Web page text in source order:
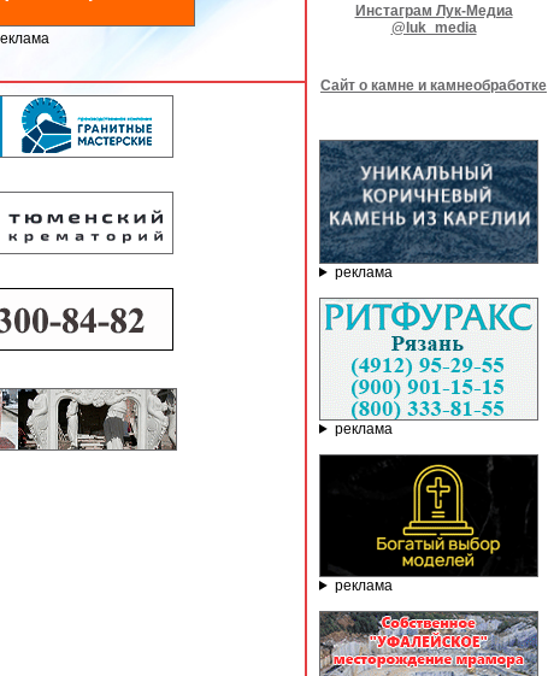
Инстаграм Лук-Медиа
@luk_media
Сайт о камне и камнеобработке
реклама
реклама
реклама